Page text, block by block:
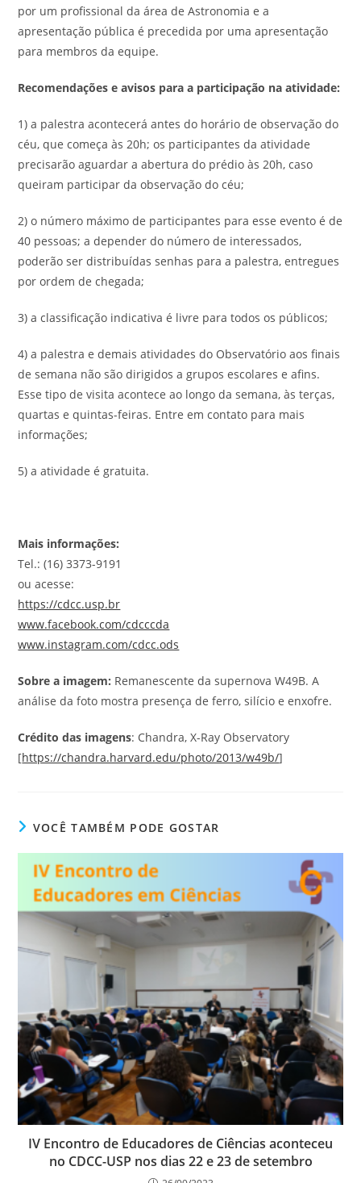
por um profissional da área de Astronomia e a
apresentação pública é precedida por uma apresentação
para membros da equipe.
Recomendações e avisos para a participação na atividade:
1) a palestra acontecerá antes do horário de observação do
céu, que começa às 20h; os participantes da atividade
precisarão aguardar a abertura do prédio às 20h, caso
queiram participar da observação do céu;
2) o número máximo de participantes para esse evento é de
40 pessoas; a depender do número de interessados,
poderão ser distribuídas senhas para a palestra, entregues
por ordem de chegada;
3) a classificação indicativa é livre para todos os públicos;
4) a palestra e demais atividades do Observatório aos finais
de semana não são dirigidos a grupos escolares e afins.
Esse tipo de visita acontece ao longo da semana, às terças,
quartas e quintas-feiras. Entre em contato para mais
informações;
5) a atividade é gratuita.
Mais informações:
Tel.: (16) 3373-9191
ou acesse:
https://cdcc.usp.br
www.facebook.com/cdcccda
www.instagram.com/cdcc.ods
Sobre a imagem: Remanescente da supernova W49B. A
análise da foto mostra presença de ferro, silício e enxofre.
Crédito das imagens: Chandra, X-Ray Observatory
[https://chandra.harvard.edu/photo/2013/w49b/]
VOCÊ TAMBÉM PODE GOSTAR
IV Encontro de Educadores de Ciências aconteceu
no CDCC-USP nos dias 22 e 23 de setembro